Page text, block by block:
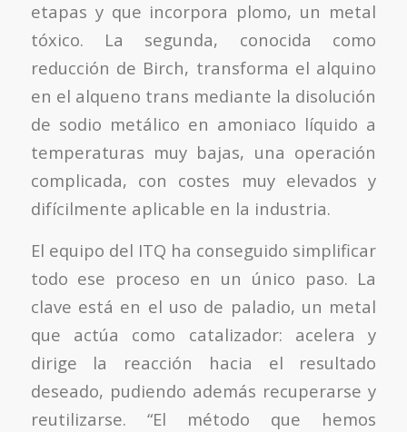
etapas y que incorpora plomo, un metal
tóxico. La segunda, conocida como
reducción de Birch, transforma el alquino
en el alqueno trans mediante la disolución
de sodio metálico en amoniaco líquido a
temperaturas muy bajas, una operación
complicada, con costes muy elevados y
difícilmente aplicable en la industria.
El equipo del ITQ ha conseguido simplificar
todo ese proceso en un único paso. La
clave está en el uso de paladio, un metal
que actúa como catalizador: acelera y
dirige la reacción hacia el resultado
deseado, pudiendo además recuperarse y
reutilizarse. “El método que hemos